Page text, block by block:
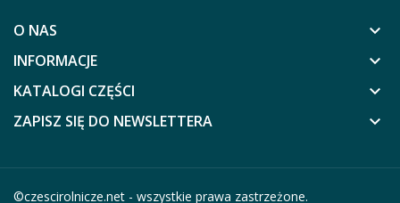
O NAS keyboard_arrow_down
INFORMACJE keyboard_arrow_down
KATALOGI CZĘŚCI keyboard_arrow_down
ZAPISZ SIĘ DO NEWSLETTERA keyboard_arrow_down
©czescirolnicze.net - wszystkie prawa zastrzeżone.